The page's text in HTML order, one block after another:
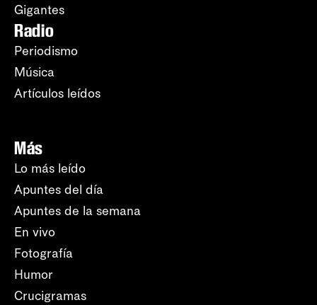
Gigantes
Radio
Periodismo
Música
Artículos leídos
Más
Lo más leído
Apuntes del día
Apuntes de la semana
En vivo
Fotografía
Humor
Crucigramas